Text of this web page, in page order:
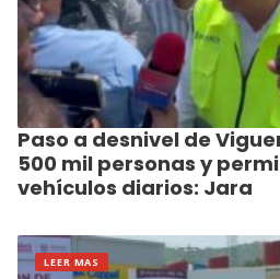
Paso a desnivel de
500 mil personas y
vehículos diarios: Jara
LEER MAS